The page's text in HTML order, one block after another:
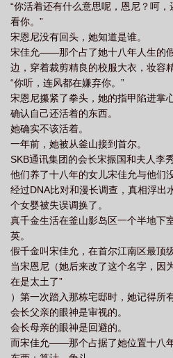
“你活着还有什么意思呢，恩尼？呵
看你。”
宋恩尼没有回头，她知道是谁。
宋佳允——那个占了她十八年人生的
边，穿着裁剪精良的校服大衣，妆容
“你听，连风都在嫌弃你。”
宋恩尼攥紧了拳头，她的指甲陷进掌
确认自己还活着的东西。
她确实不该活着。
一年前，她被从釜山接到首尔。
SKB通讯集团的会长宋振国和夫人李
他们养了十八年的女儿宋佳允与他们
经过DNA比对和漫长调查，真相浮出
个女婴被失误调换了。
真千金生活在釜山影岛区一个半地下
英。
假千金叫宋佳允，在首尔江南区最顶
当宋恩尼（她后来改了这个名字，因
在是太土了”
）第一次踏入那栋宅邸时，她记得所
会长父亲的眼神是审视的。
会长母亲的眼神是回避的。
而宋佳允——那个占据了她位置十八